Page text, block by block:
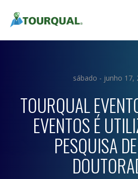
sábado - junho 17,
TOURQUAL
EVENTOS É
PESQUISA